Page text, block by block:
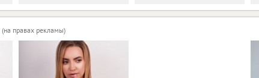
(на правах рекламы)